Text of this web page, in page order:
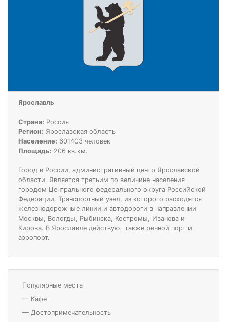
Ярославль
Страна: Россия
Регион: Ярославская область
Население: 601403 человек
Площадь: 206 кв.км.
Город в России, административный центр Ярославской
области. Является третьим по величине населения
городом Центрального федерального округа Российской
Федерации. Транспортный узел, из которого расходятся
железнодорожные линии и автодороги в направлении
Москвы, Вологды, Рыбинска, Костромы, Иванова и
Кирова. В Ярославле действуют также речной порт и
аэропорт.
Популярные места
— Кафе
— Достопримечательность